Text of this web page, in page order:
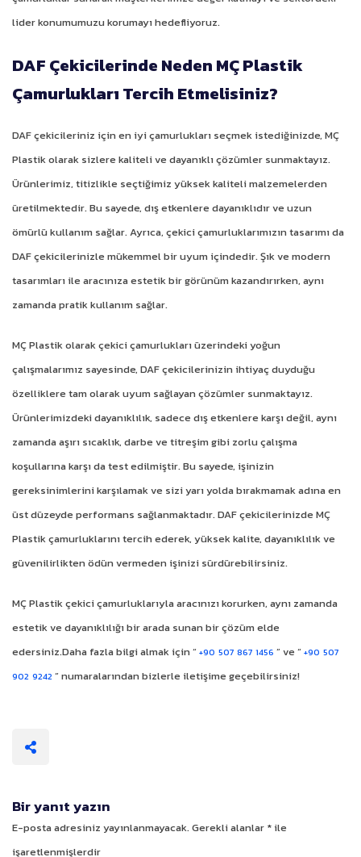
lider konumumuzu korumayı hedefliyoruz.
DAF Çekicilerinde Neden MÇ Plastik
Çamurlukları Tercih Etmelisiniz?
DAF çekicileriniz için en iyi çamurlukları seçmek istediğinizde, MÇ
Plastik olarak sizlere kaliteli ve dayanıklı çözümler sunmaktayız.
Ürünlerimiz, titizlikle seçtiğimiz yüksek kaliteli malzemelerden
üretilmektedir. Bu sayede, dış etkenlere dayanıklıdır ve uzun
ömürlü kullanım sağlar. Ayrıca, çekici çamurluklarımızın tasarımı da
DAF çekicilerinizle mükemmel bir uyum içindedir. Şık ve modern
tasarımları ile aracınıza estetik bir görünüm kazandırırken, aynı
zamanda pratik kullanım sağlar.
MÇ Plastik olarak çekici çamurlukları üzerindeki yoğun
çalışmalarımız sayesinde, DAF çekicilerinizin ihtiyaç duyduğu
özelliklere tam olarak uyum sağlayan çözümler sunmaktayız.
Ürünlerimizdeki dayanıklılık, sadece dış etkenlere karşı değil, aynı
zamanda aşırı sıcaklık, darbe ve titreşim gibi zorlu çalışma
koşullarına karşı da test edilmiştir. Bu sayede, işinizin
gereksinimlerini karşılamak ve sizi yarı yolda bırakmamak adına en
üst düzeyde performans sağlanmaktadır. DAF çekicilerinizde MÇ
Plastik çamurluklarını tercih ederek, yüksek kalite, dayanıklılık ve
güvenilirlikten ödün vermeden işinizi sürdürebilirsiniz.
MÇ Plastik çekici çamurluklarıyla aracınızı korurken, aynı zamanda
estetik ve dayanıklılığı bir arada sunan bir çözüm elde
edersiniz.Daha fazla bilgi almak için “+90 507 867 1456 ” ve “+90 507
902 9242 ” numaralarından bizlerle iletişime geçebilirsiniz!
Bir yanıt yazın
E-posta adresiniz yayınlanmayacak.Gerekli alanlar * ile
işaretlenmişlerdir